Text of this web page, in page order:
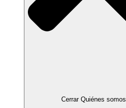
Cerrar Quiénes somos